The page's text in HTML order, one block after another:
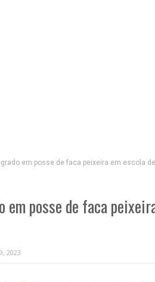
em posse de faca peixeira em escola
em posse de faca
2023